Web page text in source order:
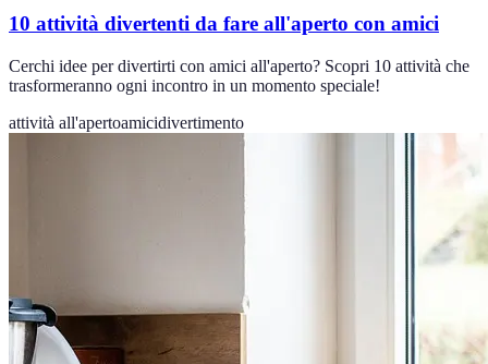
10 attività divertenti da fare all'aperto con amici
Cerchi idee per divertirti con amici all'aperto? Scopri 10 attività che
trasformeranno ogni incontro in un momento speciale!
attività all'apertoamicidivertimento